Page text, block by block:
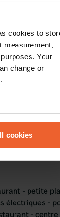
cookies to
measurement,
Your
change or
We also
combine it with
cookies
- petite
électriques -
- centre